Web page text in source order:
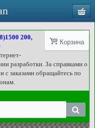
Корзина
200,
разработки. За справками о
с заказами обращайтесь по